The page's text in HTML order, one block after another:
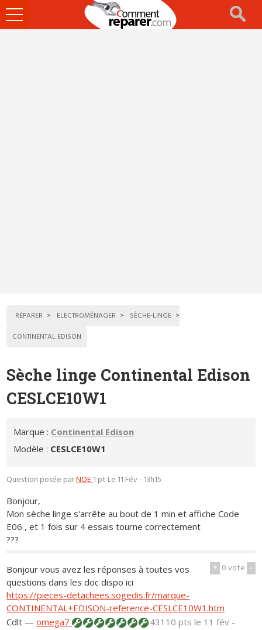
Ouvrir
le
RÉPARER ELECTROMÉNAGER
SÈCHE-LINGE
CONTINENTAL EDISON
Sèche linge Continental Edison
CESLCE10W1
Marque : Continental Edison
Modèle : CESLCE10W1
Question posée parNOE1 pt Le 11 Fév - 13h15
Bonjour,
Mon sèche linge s'arrête au bout de 1 min et affiche Code
E06 , et 1 fois sur 4 essais tourne correctement
???
+ 0vote -
Bonjour vous avez les réponses à toutes vos
questions dans les doc dispo ici
https://pieces-detachees.sogedis.fr/marque-
CONTINENTAL+EDISON-reference-CESLCE10W1.htm
Cdlt —omega7 43110 ptsle 11 fév -